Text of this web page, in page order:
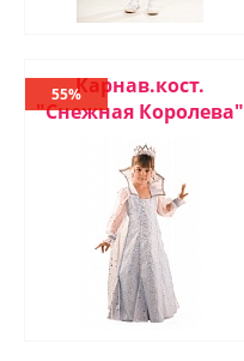
Карнав.кост.
"Снежная Королева"
55%